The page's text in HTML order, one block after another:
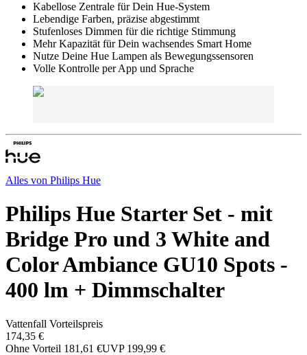
Kabellose Zentrale für Dein Hue-System
Lebendige Farben, präzise abgestimmt
Stufenloses Dimmen für die richtige Stimmung
Mehr Kapazität für Dein wachsendes Smart Home
Nutze Deine Hue Lampen als Bewegungssensoren
Volle Kontrolle per App und Sprache
Alles von Philips Hue
Philips Hue Starter Set - mit
Bridge Pro und 3 White and
Color Ambiance GU10 Spots -
400 lm + Dimmschalter
Vattenfall Vorteilspreis
174,35 €
Ohne Vorteil 181,61 €UVP 199,99 €